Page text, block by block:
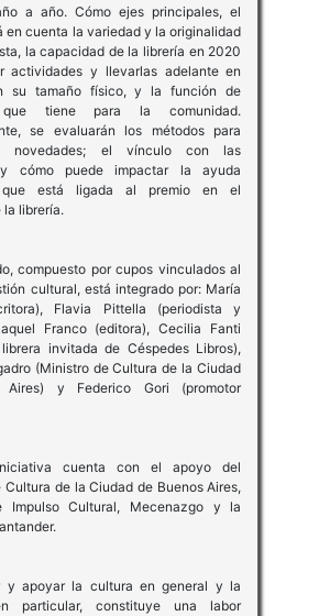
a año. Cómo ejes principales, el
en cuenta la variedad y la originalidad
la capacidad de la librería en 2020
actividades y llevarlas adelante en
su tamaño físico, y la función de
que tiene para la comunidad.
se evaluarán los métodos para
novedades; el vínculo con las
y cómo puede impactar la ayuda
que está ligada al premio en el
la librería.
compuesto por cupos vinculados al
cultural, está integrado por: María
Flavia Pittella (periodista y
Franco (editora), Cecilia Fanti
invitada de Céspedes Libros),
(Ministro de Cultura de la Ciudad
Aires) y Federico Gori (promotor
cuenta con el apoyo del
Cultura de la Ciudad de Buenos Aires,
Impulso Cultural, Mecenazgo y la
y apoyar la cultura en general y la
particular, constituye una labor